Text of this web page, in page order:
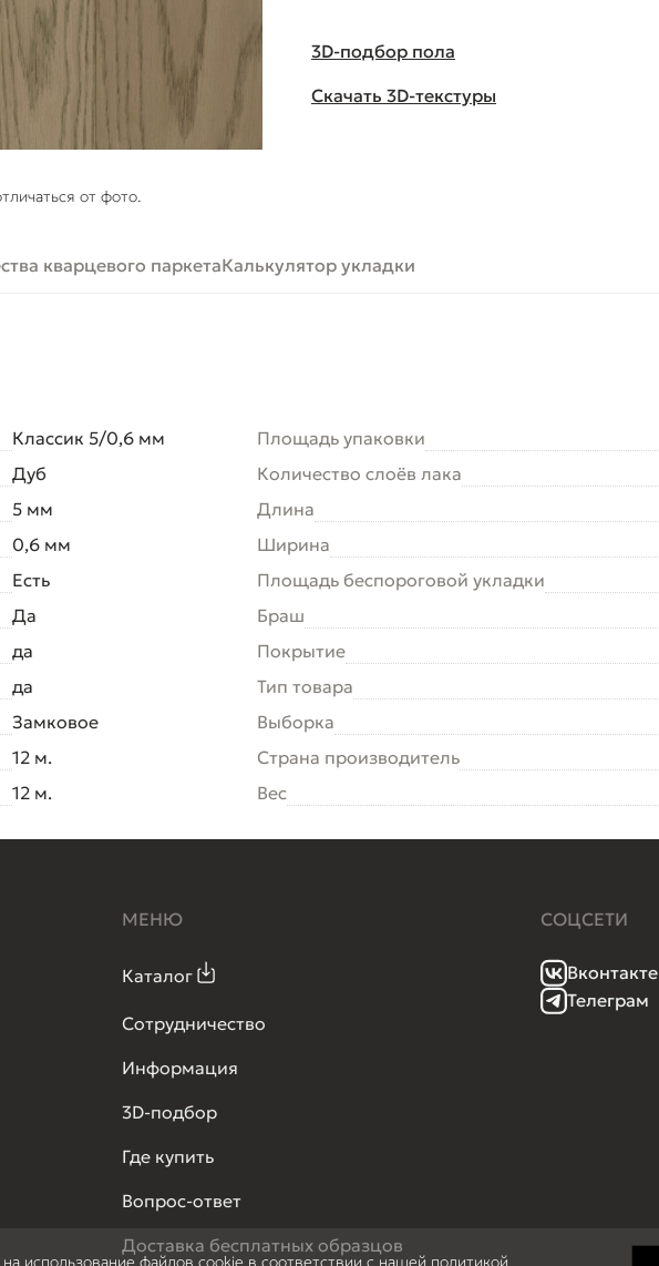
от фото.
3D-подбор пола
Скачать 3D-текстуры
кварцевого паркетаКалькулятор укладки
Классик 5/0,6 мм
Дуб
5 мм
0,6 мм
Есть
Да
да
да
Замковое
12 м.
12 м.
Площадь упаковки
Количество слоёв лака
Длина
Ширина
Площадь беспороговой укладки
Браш
Покрытие
Тип товара
Выборка
Страна производитель
Вес
МЕНЮ
Каталог
Сотрудничество
Информация
3D-подбор
Где купить
Вопрос-ответ
Доставка бесплатных образцов
СОЦСЕТИ
Вконтакте
Телеграм
использование файлов cookie в соответствии с нашей политикой